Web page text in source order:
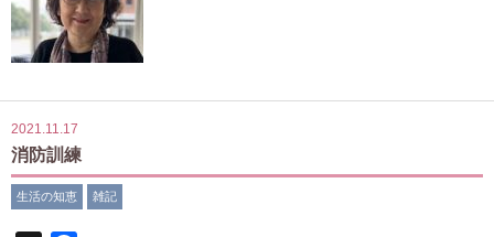
2021.11.17
消防訓練
生活の知恵 雑記